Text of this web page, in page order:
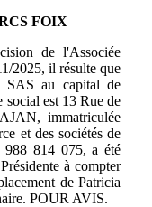
FOIX
de l'Associée
2025, il résulte que
au capital de
social est 13 Rue de
immatriculée
et des sociétés de
814 075, a été
à compter
de Patricia
POUR AVIS.